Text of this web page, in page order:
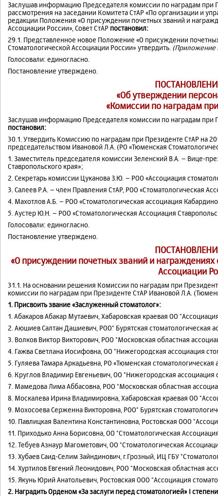
Заслушав информацию Председателя комиссии по наградам при
рассмотрения на заседании Комитета СтАР «По организации и
редакции Положения «О присуждении почетных званий и
Ассоциации России», Совет СтАР постановил:
29.1. Представленное новое Положение «О присуждении
Стоматологической Ассоциации России» утвердить. (Приложение
Голосовали: единогласно.
Постановление утверждено.
«Об утверждении
«Комиссии по наградам
Заслушав информацию Председателя комиссии по наградам при
постановил:
30.1. Утвердить Комиссию по наградам при Президенте СтАР на
председательством Ивановой Л.А. (РО «Тюменская
1. Заместитель председателя комиссии Зеленский В.А. – Вице-
Ставропольского края»;
2. Секретарь комиссии Цуканова З.Ю. – РОО «Ассоциация
3. Салеев Р.А. – член Правления СтАР, РОО «Стоматологическая
4. Махотлов А.Б. – РОО «Стоматологическая ассоциация
5. Аустер Ю.Н. – РОО «Стоматологическая Ассоциация
Голосовали: единогласно.
Постановление утверждено.
«О присуждении почетных званий и
Ассоциации
31.1. На основании решения Комиссии по наградам при
комиссии по наградам при Президенте СтАР Ивановой Л.А.
1. Присвоить звание «Заслуженный стоматолог»:
1. Абакаров Абакар Мутаевич, Хабаровская краевая ОО
2. Аюшиев Салтан Дашиевич, РОО" Бурятская стоматологическая
3. Волков Виктор Викторович, РОО "Московская областная
4. Гажва Светлана Иосифовна, ОО "Нижегородская ассоциация
5. Гуляева Тамара Аркадьевна, РО «Тюменская стоматологическая
6. Круглов Владимир Евгеньевич, ОО "Нижегородская ассоциация
7. Мамедова Лима Аббасовна, РОО "Московская областная
8. Москалева Ирина Владимировна, Хабаровская краевая ОО
9. Мохосоева Серженна Викторовна, РОО" Бурятская
10. Павлицкая Валентина Константиновна, Ростовская ООО
11. Приходько Анна Борисовна, ОО "Стоматологическая
12. Тебуев Азнаур Магометович, ОО "Стоматологическая
13. Хубаев Саид-Селим Зайндинович, г.Грозный, ИЦ ГБУ
14. Хуртилов Евгений Леонидович, РОО "Московская областная
15. Якунь Юрий Анатольевич, Ростовская ООО "Ассоциация
2. Наградить Орденом «За заслуги перед стоматологией» I